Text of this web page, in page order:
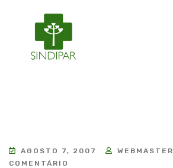
AGOSTO 7, 2007 WEBMASTER
COMENTÁRIO